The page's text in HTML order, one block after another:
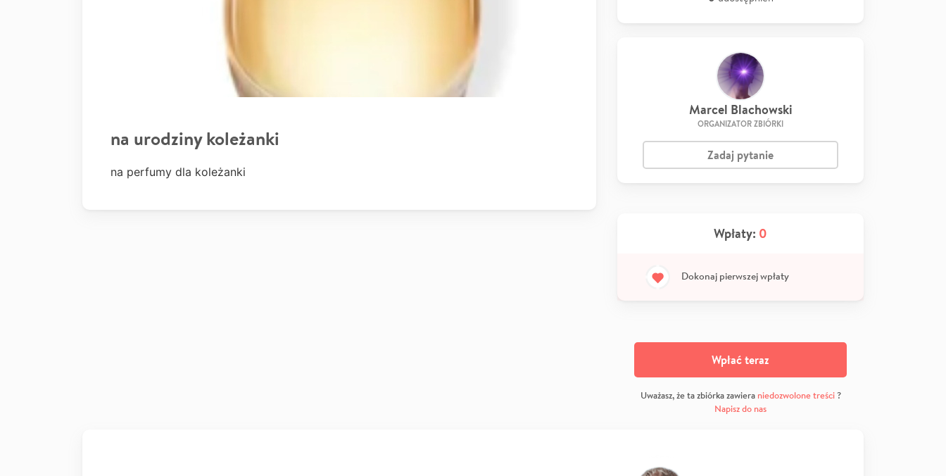
na urodziny koleżanki
na perfumy dla koleżanki
Marcel Blachowski
ORGANIZATOR ZBIÓRKI
Zadaj pytanie
Wpłaty: 0
Dokonaj pierwszej wpłaty
Wpłać teraz
Uważasz, że ta zbiórka zawiera niedozwolone treści?
Napisz do nas